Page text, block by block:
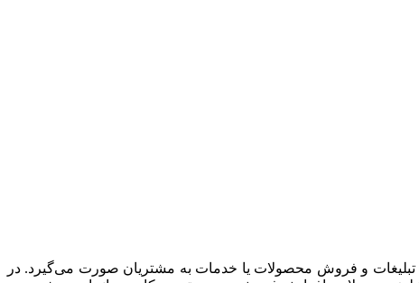
تبلیغات و فروش محصولات یا خدمات به مشتریان صورت می‌گیرد. در